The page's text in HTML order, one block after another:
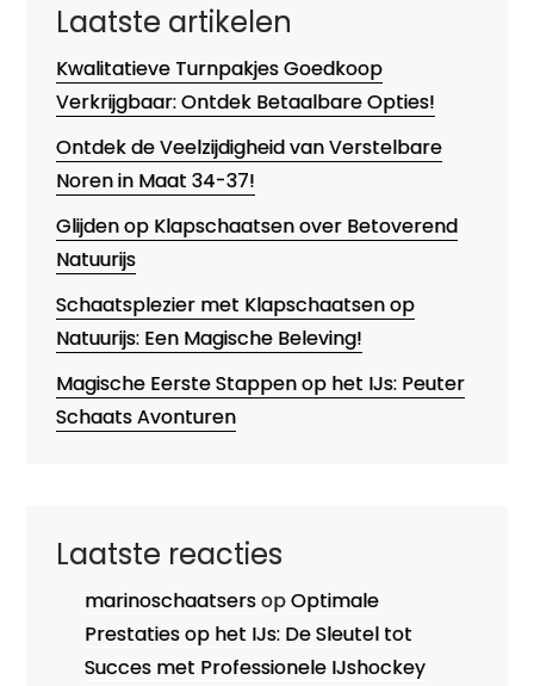
Laatste artikelen
Kwalitatieve Turnpakjes Goedkoop
Verkrijgbaar: Ontdek Betaalbare Opties!
Ontdek de Veelzijdigheid van Verstelbare
Noren in Maat 34-37!
Glijden op Klapschaatsen over Betoverend
Natuurijs
Schaatsplezier met Klapschaatsen op
Natuurijs: Een Magische Beleving!
Magische Eerste Stappen op het IJs: Peuter
Schaats Avonturen
Laatste reacties
marinoschaatsersopOptimale
Prestaties op het IJs: De Sleutel tot
Succes met Professionele IJshockey